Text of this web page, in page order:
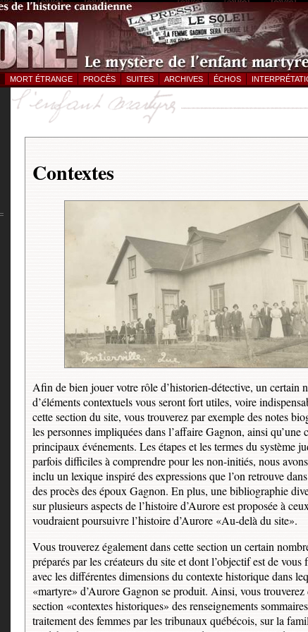
MORT ÉTRANGE PROCÈS SUITES ARCHIVES ÉCHOS
Contextes
Afin de bien jouer votre rôle d’historien-détective, un certain
d’éléments contextuels vous seront fort utiles, voire
cette section du site, vous trouverez par exemple des notes
les personnes impliquées dans l’affaire Gagnon, ainsi qu’une
principaux événements. Les étapes et les termes du système
parfois difficiles à comprendre pour les non-initiés, nous
inclu un lexique inspiré des expressions que l’on retrouve
des procès des époux Gagnon. En plus, une bibliographie
sur plusieurs aspects de l’histoire d’Aurore est proposée à
voudraient poursuivre l’histoire d’Aurore «Au-delà du site».
Vous trouverez également dans cette section un certain
préparés par les créateurs du site et dont l’objectif est de vous
avec les différentes dimensions du contexte historique dans
«martyre» d’Aurore Gagnon se produit. Ainsi, vous trouverez
section «contextes historiques» des renseignements
traitement des femmes par les tribunaux québécois, sur la